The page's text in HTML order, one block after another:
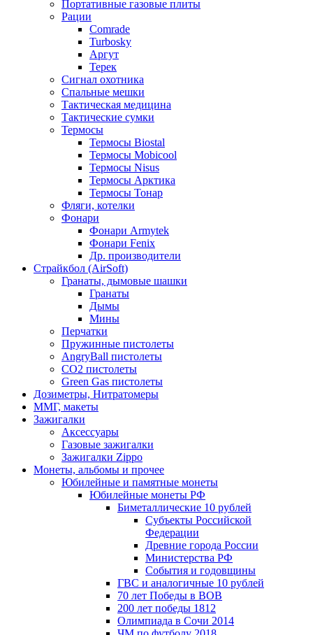
Портативные газовые плиты
Рации
Comrade
Turbosky
Аргут
Терек
Сигнал охотника
Спальные мешки
Тактическая медицина
Тактические сумки
Термосы
Термосы Biostal
Термосы Mobicool
Термосы Nisus
Термосы Арктика
Термосы Тонар
Фляги, котелки
Фонари
Фонари Armytek
Фонари Fenix
Др. производители
Страйкбол (AirSoft)
Гранаты, дымовые шашки
Гранаты
Дымы
Мины
Перчатки
Пружинные пистолеты
AngryBall пистолеты
CO2 пистолеты
Green Gas пистолеты
Дозиметры, Нитратомеры
ММГ, макеты
Зажигалки
Аксессуары
Газовые зажигалки
Зажигалки Zippo
Монеты, альбомы и прочее
Юбилейные и памятные монеты
Юбилейные монеты РФ
Биметаллические 10 рублей
Субъекты Российской
Федерации
Древние города России
Министерства РФ
События и годовщины
ГВС и аналогичные 10 рублей
70 лет Победы в ВОВ
200 лет победы 1812
Олимпиада в Сочи 2014